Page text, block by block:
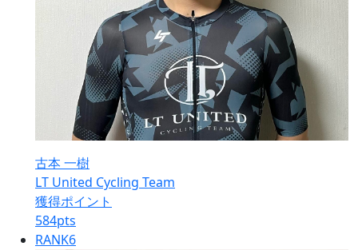
古本 一樹
LT United Cycling Team
獲得ポイント
584pts
RANK6